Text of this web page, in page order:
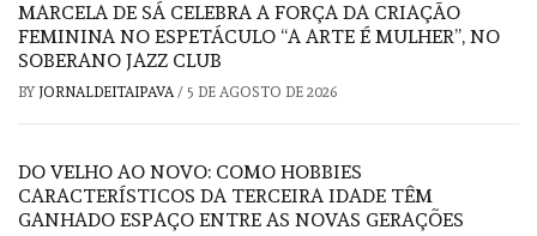
MARCELA DE SÁ CELEBRA A FORÇA DA CRIAÇÃO
FEMININA NO ESPETÁCULO “A ARTE É MULHER”, NO
SOBERANO JAZZ CLUB
BY JORNALDEITAIPAVA/ 5 DE AGOSTO DE 2026
DO VELHO AO NOVO: COMO HOBBIES
CARACTERÍSTICOS DA TERCEIRA IDADE TÊM
GANHADO ESPAÇO ENTRE AS NOVAS GERAÇÕES